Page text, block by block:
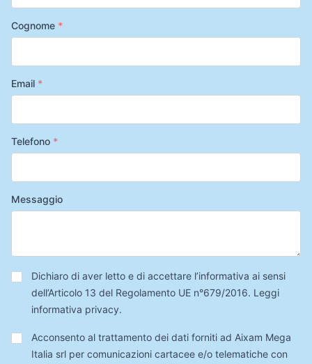
Cognome *
Email *
Telefono *
Messaggio
Privacy*
Dichiaro di aver letto e di accettare l’informativa ai sensi
dell’Articolo 13 del Regolamento UE n°679/2016. Leggi
informativa privacy.
Trattamento
Dati
Acconsento al trattamento dei dati forniti ad Aixam Mega
Italia srl per comunicazioni cartacee e/o telematiche con